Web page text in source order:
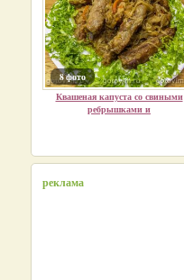
8 фото
Квашеная капуста со свиными
ребрышками и
реклама